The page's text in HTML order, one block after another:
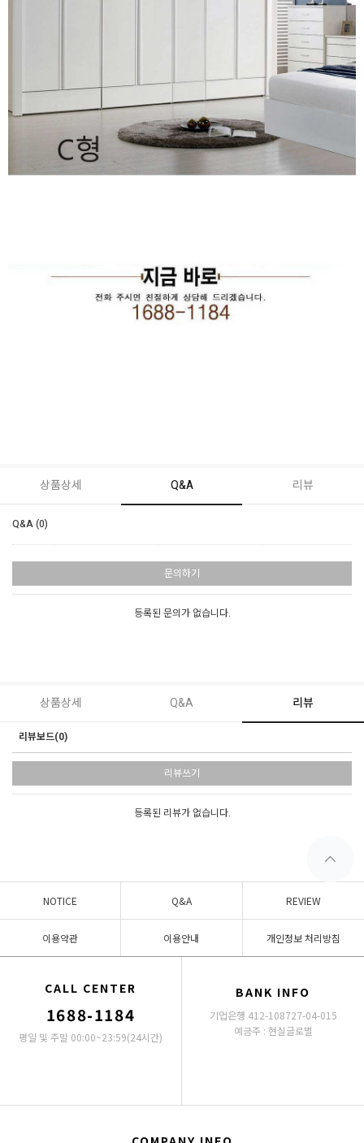
상품상세 Q&A 리뷰
Q&A (0)
문의하기
등록된 문의가 없습니다.
상품상세 Q&A 리뷰
리뷰보드(0)
리뷰쓰기
등록된 리뷰가 없습니다.
NOTICE Q&A REVIEW
이용약관 이용안내 개인정보 처리방침
CALL CENTER
1688-1184
평일 및 주말 00:00~23:59(24시간)
BANK INFO
기업은행 412-108727-04-015
예금주 : 현실글로벌